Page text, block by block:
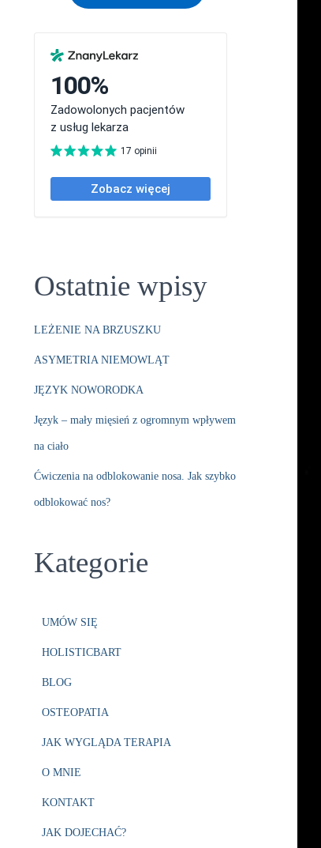
Ostatnie wpisy
LEŻENIE NA BRZUSZKU
ASYMETRIA NIEMOWLĄT
JĘZYK NOWORODKA
Język – mały mięsień z ogromnym wpływem
na ciało
Ćwiczenia na odblokowanie nosa. Jak szybko
odblokować nos?
Kategorie
UMÓW SIĘ
HOLISTICBART
BLOG
OSTEOPATIA
JAK WYGLĄDA TERAPIA
O MNIE
KONTAKT
JAK DOJECHAĆ?